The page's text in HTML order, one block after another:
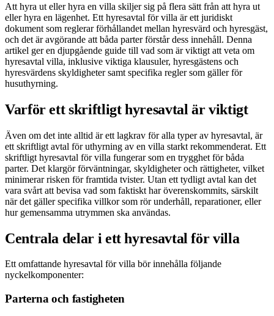
Att hyra ut eller hyra en villa skiljer sig på flera sätt från att hyra ut
eller hyra en lägenhet. Ett hyresavtal för villa är ett juridiskt
dokument som reglerar förhållandet mellan hyresvärd och hyresgäst,
och det är avgörande att båda parter förstår dess innehåll. Denna
artikel ger en djupgående guide till vad som är viktigt att veta om
hyresavtal villa, inklusive viktiga klausuler, hyresgästens och
hyresvärdens skyldigheter samt specifika regler som gäller för
husuthyrning.
Varför ett skriftligt hyresavtal är viktigt
Även om det inte alltid är ett lagkrav för alla typer av hyresavtal, är
ett skriftligt avtal för uthyrning av en villa starkt rekommenderat. Ett
skriftligt hyresavtal för villa fungerar som en trygghet för båda
parter. Det klargör förväntningar, skyldigheter och rättigheter, vilket
minimerar risken för framtida tvister. Utan ett tydligt avtal kan det
vara svårt att bevisa vad som faktiskt har överenskommits, särskilt
när det gäller specifika villkor som rör underhåll, reparationer, eller
hur gemensamma utrymmen ska användas.
Centrala delar i ett hyresavtal för villa
Ett omfattande hyresavtal för villa bör innehålla följande
nyckelkomponenter:
Parterna och fastigheten